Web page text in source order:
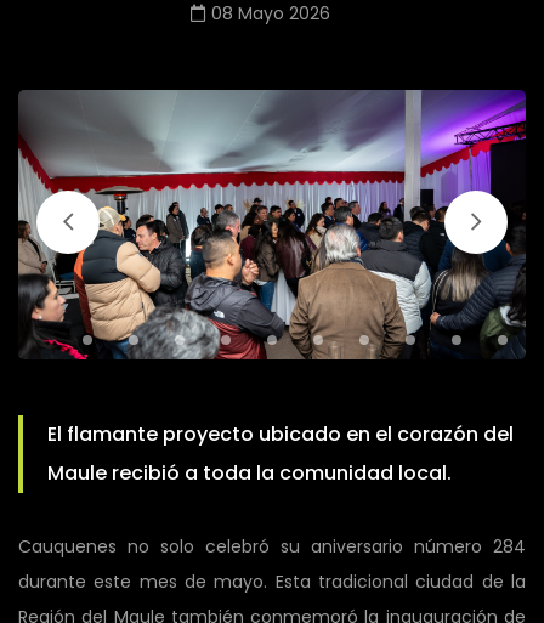
08 Mayo 2026
El flamante proyecto ubicado en el corazón del
Maule recibió a toda la comunidad local.
Cauquenes no solo celebró su aniversario número 284
durante este mes de mayo. Esta tradicional ciudad de la
Región del Maule también conmemoró la inauguración de